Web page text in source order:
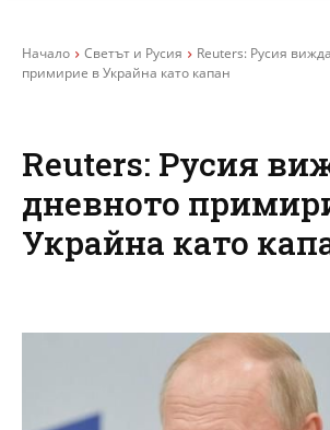
Начало Светът и Русия
Reuters: Русия
примирие в Украйна като капан
Reuters: Русия
дневното
Украйна като